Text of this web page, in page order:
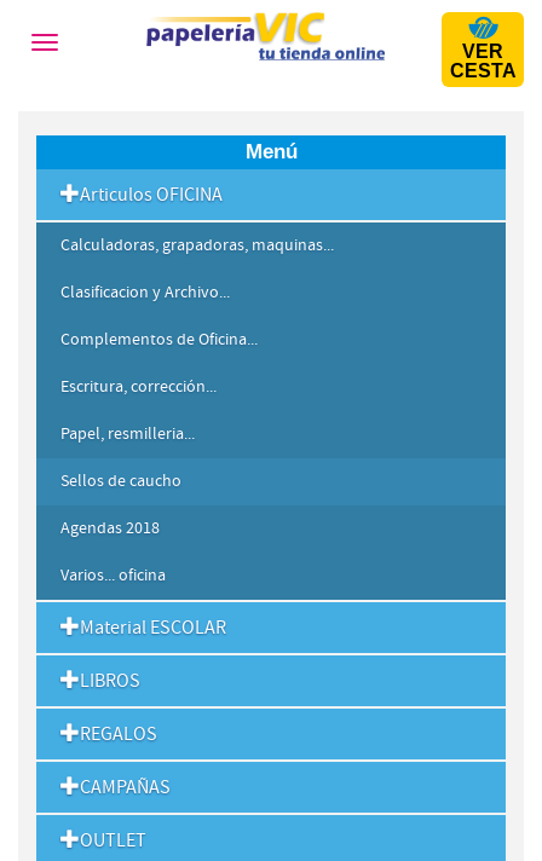
Toggle
VER
CESTA
Menú
Articulos OFICINA
Calculadoras, grapadoras, maquinas...
Clasificacion y Archivo...
Complementos de Oficina...
Escritura, corrección...
Papel, resmilleria...
Sellos de caucho
Agendas 2018
Varios... oficina
Material ESCOLAR
LIBROS
REGALOS
CAMPAÑAS
OUTLET